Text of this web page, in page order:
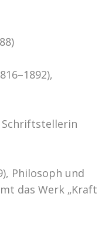
Schriftstellerin
Philosoph und
das Werk „Kraft